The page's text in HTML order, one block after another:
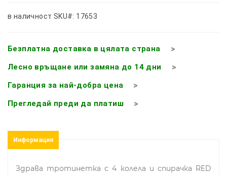
в наличност SKU#: 17653
Безплатна доставка в цялата страна
Лесно връщане или замяна до 14 дни
Гаранция за най-добра цена
Прегледай преди да платиш
Информация
Здрава тротинетка с 4 колела и спирачка RED